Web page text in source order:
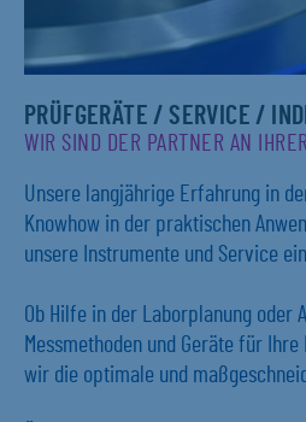
PRÜFGERÄTE / SERVICE /
WIR SIND DER PARTNER AN
Unsere langjährige Erfahrung in
Knowhow in der praktischen
unsere Instrumente und Service
Ob Hilfe in der Laborplanung oder
Messmethoden und Geräte für
wir die optimale und